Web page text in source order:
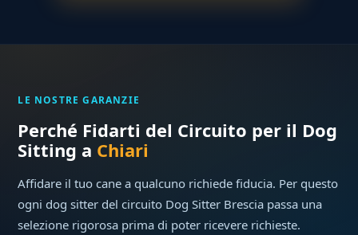
LE NOSTRE GARANZIE
Perché Fidarti del Circuito per il Dog
Sitting a Chiari
Affidare il tuo cane a qualcuno richiede fiducia. Per questo
ogni dog sitter del circuito Dog Sitter Brescia passa una
selezione rigorosa prima di poter ricevere richieste.